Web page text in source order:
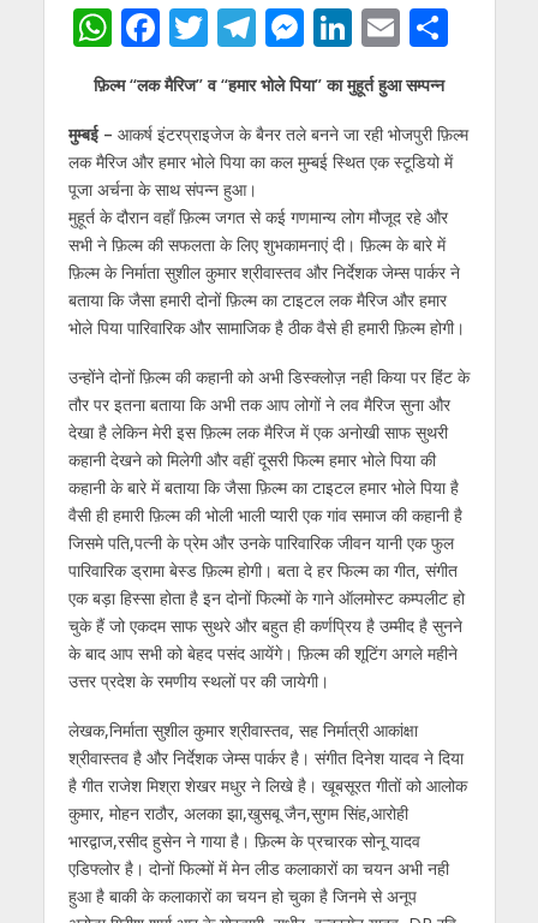
W
h
at
s
A
p
p
F
ac
e
b
o
o
k
T
w
itt
er
T
el
e
gr
a
m
M
e
ss
e
n
g
er
Li
n
k
e
dI
n
E
m
ai
l
S
e
फ़िल्म “लक मैरिज” व “हमार भोले पिया” का मुहूर्त हुआ सम्पन्न
मुम्बई – आकर्ष इंटरप्राइजेज के बैनर तले बनने जा रही भोजपुरी फ़िल्म
लक मैरिज और हमार भोले पिया का कल मुम्बई स्थित एक स्टूडियो में
पूजा अर्चना के साथ संपन्न हुआ।
मुहूर्त के दौरान वहाँ फ़िल्म जगत से कई गणमान्य लोग मौजूद रहे और
सभी ने फ़िल्म की सफलता के लिए शुभकामनाएं दी। फ़िल्म के बारे में
फ़िल्म के निर्माता सुशील कुमार श्रीवास्तव और निर्देशक जेम्स पार्कर ने
बताया कि जैसा हमारी दोनों फ़िल्म का टाइटल लक मैरिज और हमार
भोले पिया पारिवारिक और सामाजिक है ठीक वैसे ही हमारी फ़िल्म होगी।
उन्होंने दोनों फ़िल्म की कहानी को अभी डिस्क्लोज़ नही किया पर हिंट के
तौर पर इतना बताया कि अभी तक आप लोगों ने लव मैरिज सुना और
देखा है लेकिन मेरी इस फ़िल्म लक मैरिज में एक अनोखी साफ सुथरी
कहानी देखने को मिलेगी और वहीं दूसरी फिल्म हमार भोले पिया की
कहानी के बारे में बताया कि जैसा फ़िल्म का टाइटल हमार भोले पिया है
वैसी ही हमारी फ़िल्म की भोली भाली प्यारी एक गांव समाज की कहानी है
जिसमे पति,पत्नी के प्रेम और उनके पारिवारिक जीवन यानी एक फुल
पारिवारिक ड्रामा बेस्ड फ़िल्म होगी। बता दे हर फिल्म का गीत, संगीत
एक बड़ा हिस्सा होता है इन दोनों फिल्मों के गाने ऑलमोस्ट कम्पलीट हो
चुके हैं जो एकदम साफ सुथरे और बहुत ही कर्णप्रिय है उम्मीद है सुनने
के बाद आप सभी को बेहद पसंद आयेंगे। फ़िल्म की शूटिंग अगले महीने
उत्तर प्रदेश के रमणीय स्थलों पर की जायेगी।
लेखक,निर्माता सुशील कुमार श्रीवास्तव, सह निर्मात्री आकांक्षा
श्रीवास्तव है और निर्देशक जेम्स पार्कर है। संगीत दिनेश यादव ने दिया
है गीत राजेश मिश्रा शेखर मधुर ने लिखे है। खूबसूरत गीतों को आलोक
कुमार, मोहन राठौर, अलका झा,खुसबू जैन,सुगम सिंह,आरोही
भारद्वाज,रसीद हुसेन ने गाया है। फ़िल्म के प्रचारक सोनू यादव
एडिफ्लोर है। दोनों फिल्मों में मेन लीड कलाकारों का चयन अभी नही
हुआ है बाकी के कलाकारों का चयन हो चुका है जिनमे से अनूप